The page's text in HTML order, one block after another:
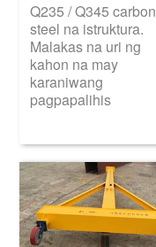
Q235 / Q345 carbon
steel na istruktura.
Malakas na uri ng
kahon na may
karaniwang
pagpapalihis